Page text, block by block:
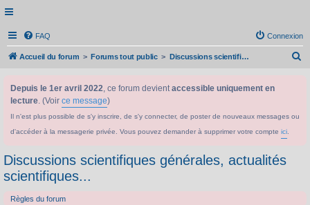
FAQ Connexion
Accueil du forum Forums tout public Discussions scientifiques générales, actualités scientifiques...
Depuis le 1er avril 2022, ce forum devientaccessible uniquement en
lecture. (Voir ce message)
Il n'est plus possible de s'y inscrire, de s'y connecter, de poster de nouveaux messages ou
d'accéder à la messagerie privée. Vous pouvez demander à supprimer votre compte ici
Discussions scientifiques générales, actualités
scientifiques...
Règles du forum